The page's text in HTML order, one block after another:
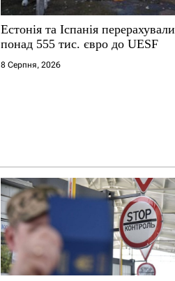
Естонія та Іспанія перерахували
понад 555 тис. євро до UESF
8 Серпня, 2026